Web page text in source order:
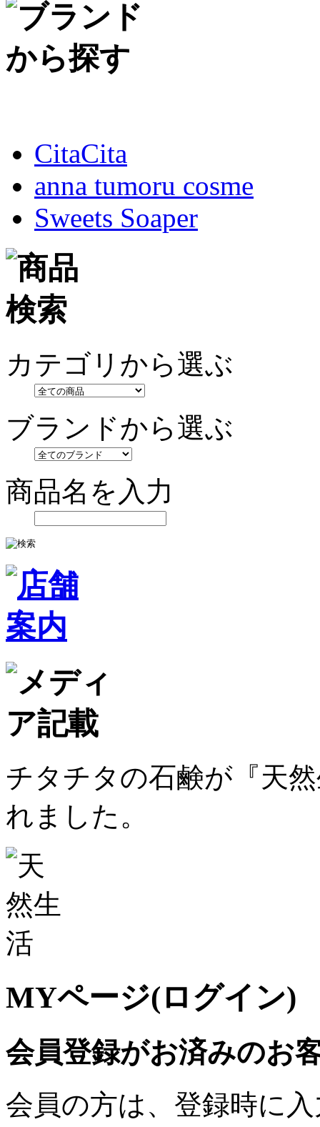
CitaCita
anna tumoru cosme
Sweets Soaper
カテゴリから選ぶ
ブランドから選ぶ
商品名を入力
チタチタの石鹸が『天
れました。
MYページ(ログイン)
会員登録がお済みのお
会員の方は、登録時に